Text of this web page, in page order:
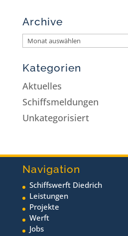
Archive
Kategorien
Aktuelles
Schiffsmeldungen
Unkategorisiert
Navigation
Schiffswerft Diedrich
Leistungen
Projekte
Werft
Jobs